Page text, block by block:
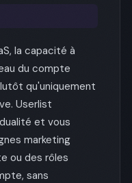
la capacité à
du compte
qu'uniquement
Userlist
et vous
marketing
ou des rôles
sans